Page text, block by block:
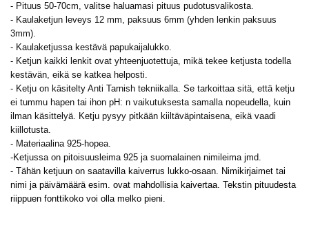
- Pituus 50-70cm, valitse haluamasi pituus pudotusvalikosta.
- Kaulaketjun leveys 12 mm, paksuus 6mm (yhden lenkin paksuus
3mm).
- Kaulaketjussa kestävä papukaijalukko.
- Ketjun kaikki lenkit ovat yhteenjuotettuja, mikä tekee ketjusta todella
kestävän, eikä se katkea helposti.
- Ketju on käsitelty Anti Tarnish tekniikalla. Se tarkoittaa sitä, että ketju
ei tummu hapen tai ihon pH: n vaikutuksesta samalla nopeudella, kuin
ilman käsittelyä. Ketju pysyy pitkään kiiltäväpintaisena, eikä vaadi
kiillotusta.
- Materiaalina 925-hopea.
-Ketjussa on pitoisuusleima 925 ja suomalainen nimileima jmd.
- Tähän ketjuun on saatavilla kaiverrus lukko-osaan. Nimikirjaimet tai
nimi ja päivämäärä esim. ovat mahdollisia kaivertaa. Tekstin pituudesta
riippuen fonttikoko voi olla melko pieni.